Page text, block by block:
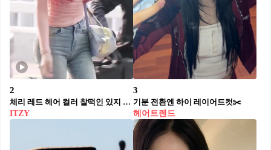
2
체리 레드 헤어 컬러 찰떡인 있지 유나🍒❤️ 원숄더탑에 스키니진👖 독보적 아우라
ITZY
3
기분 전환엔 하이 레이어드컷✂️
헤어트렌드